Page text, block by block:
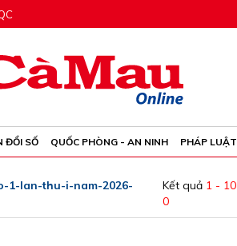
ĐỔI SỐ QUỐC PHÒNG - AN NINH PHÁP LUẬT
1-lan-thu-i-nam-2026-
Kết quả 1 - 10
0